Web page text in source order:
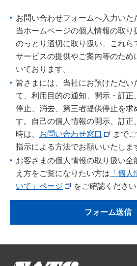
お問い合わせフォームへ入力いた
当ホームページの個人情報の取り
のっとり適切に取り扱い、これら
サービスの提供やご案内等のため
いております。
皆さまには、当社にお預けただい
て、利用目的の通知、開示・訂正
停止、消去、第三者提供停止を求
す。自己の個人情報の開示、訂正
時は、 お問い合わせ窓口
まで
指示による方法でお願いいたしま
お客さまの個人情報の取り扱い全
え方をご覧になりたい方は 「個
いて」ページ
をご確認ください